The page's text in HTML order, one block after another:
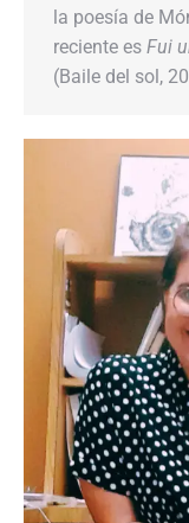
la poesía de
reciente es Fui
(Baile del sol,